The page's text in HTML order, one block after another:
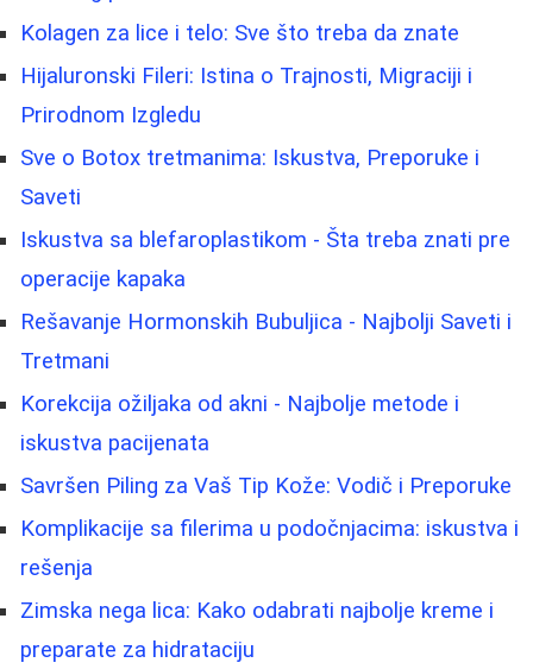
Kolagen za lice i telo: Sve što treba da znate
Hijaluronski Fileri: Istina o Trajnosti, Migraciji i
Prirodnom Izgledu
Sve o Botox tretmanima: Iskustva, Preporuke i
Saveti
Iskustva sa blefaroplastikom - Šta treba znati pre
operacije kapaka
Rešavanje Hormonskih Bubuljica - Najbolji Saveti i
Tretmani
Korekcija ožiljaka od akni - Najbolje metode i
iskustva pacijenata
Savršen Piling za Vaš Tip Kože: Vodič i Preporuke
Komplikacije sa filerima u podočnjacima: iskustva i
rešenja
Zimska nega lica: Kako odabrati najbolje kreme i
preparate za hidrataciju